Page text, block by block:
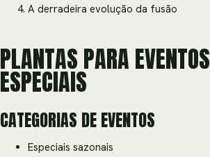
A derradeira evolução da fusão
PLANTAS PARA EVENTOS
ESPECIAIS
CATEGORIAS DE EVENTOS
Especiais sazonais